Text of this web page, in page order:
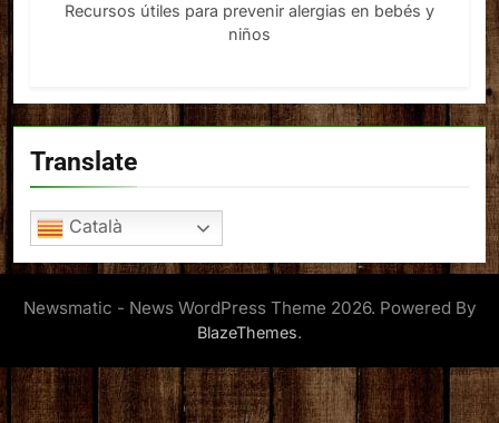
Recursos útiles para prevenir alergias en bebés y
niños
Translate
Català
Newsmatic - News WordPress Theme 2026. Powered By
BlazeThemes.